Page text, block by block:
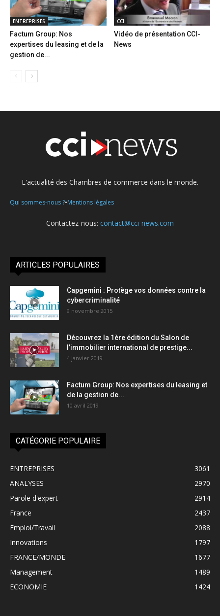
ENTREPRISES
Factum Group: Nos
expertises du leasing et de la
gestion de...
CCI
Vidéo de présentation CCI-
News
L'actualité des Chambres de commerce dans le monde.
Qui sommes-nous ?•Mentions légales
Contactez-nous: contact@cci-news.com
ARTICLES POPULAIRES
Capgemini : Protège vos données contre la
cybercriminalité
9 novembre 2015
Découvrez la 1ère édition du Salon de
l’immobilier international de prestige...
4 janvier 2019
Factum Group: Nos expertises du leasing et
de la gestion de...
10 avril 2019
CATÉGORIE POPULAIRE
ENTREPRISES
3061
ANALYSES
2970
Parole d'expert
2914
France
2437
Emploi/Travail
2088
Innovations
1797
FRANCE/MONDE
1677
Management
1489
ECONOMIE
1424